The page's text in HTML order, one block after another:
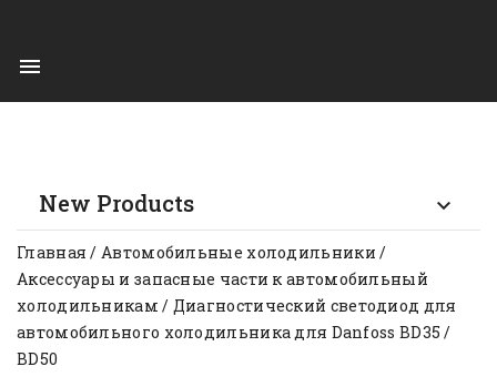

New Products 
Главная
Автомобильные холодильники
Aксессуары и запасные части к автомобильный
холодильникам
Диагностический светодиод для
автомобильного холодильника для Danfoss BD35 /
BD50